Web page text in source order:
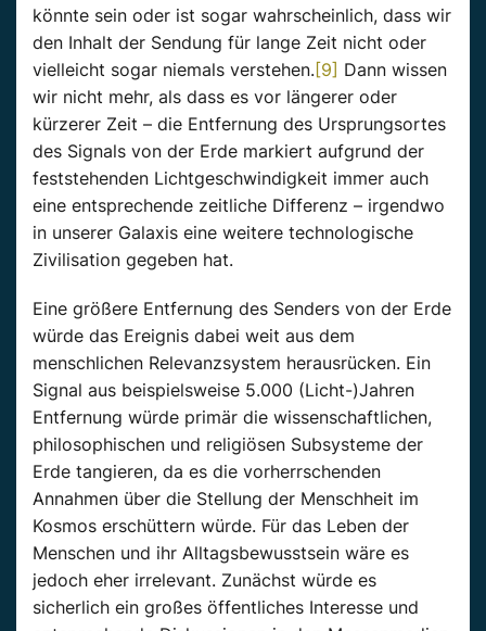
könnte sein oder ist sogar wahrscheinlich, dass wir
den Inhalt der Sendung für lange Zeit nicht oder
vielleicht sogar niemals verstehen.[9] Dann wissen
wir nicht mehr, als dass es vor längerer oder
kürzerer Zeit – die Entfernung des Ursprungsortes
des Signals von der Erde markiert aufgrund der
feststehenden Lichtgeschwindigkeit immer auch
eine entsprechende zeitliche Differenz – irgendwo
in unserer Galaxis eine weitere technologische
Zivilisation gegeben hat.
Eine größere Entfernung des Senders von der Erde
würde das Ereignis dabei weit aus dem
menschlichen Relevanzsystem herausrücken. Ein
Signal aus beispielsweise 5.000 (Licht-)Jahren
Entfernung würde primär die wissenschaftlichen,
philosophischen und religiösen Subsysteme der
Erde tangieren, da es die vorherrschenden
Annahmen über die Stellung der Menschheit im
Kosmos erschüttern würde. Für das Leben der
Menschen und ihr Alltagsbewusstsein wäre es
jedoch eher irrelevant. Zunächst würde es
sicherlich ein großes öffentliches Interesse und